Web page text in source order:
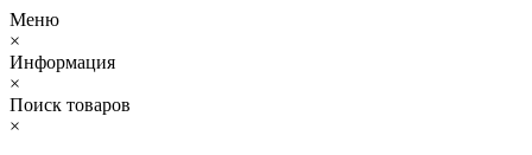
Меню
×
Информация
×
Поиск товаров
×